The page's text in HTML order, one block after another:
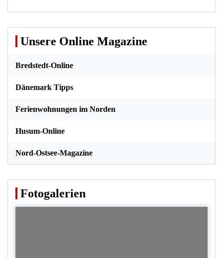
Unsere Online Magazine
Bredstedt-Online
Dänemark Tipps
Ferienwohnungen im Norden
Husum-Online
Nord-Ostsee-Magazine
Fotogalerien